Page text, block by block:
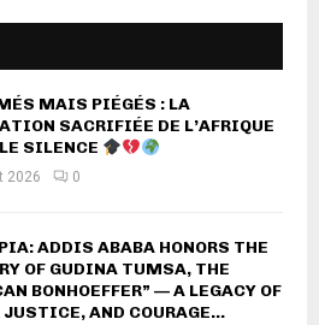
MAIS PIÉGÉS : LA
SACRIFIÉE DE L’AFRIQUE
SILENCE
2026 0
ADDIS ABABA HONORS THE
OF GUDINA TUMSA, THE
BONHOEFFER” — A LEGACY OF
AND COURAGE...